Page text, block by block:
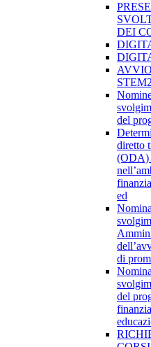
DEI
del
diretto
(ODA)
ed
di
del